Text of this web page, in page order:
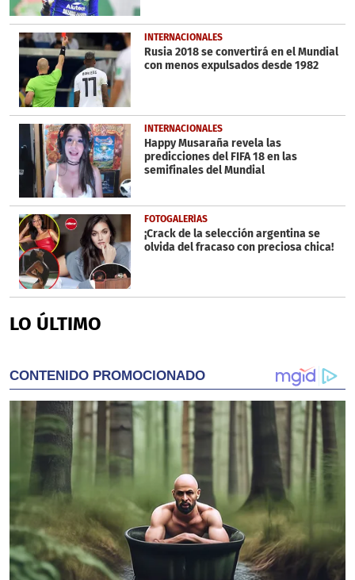
INTERNACIONALES
Rusia 2018 se convertirá en el Mundial
con menos expulsados desde 1982
INTERNACIONALES
Happy Musaraña revela las
predicciones del FIFA 18 en las
semifinales del Mundial
FOTOGALERÍAS
¡Crack de la selección argentina se
olvida del fracaso con preciosa chica!
LO ÚLTIMO